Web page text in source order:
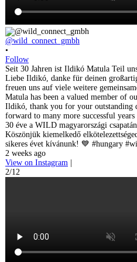
@wild_connect_gmbh
•
Follow
Seit 30 Jahren ist Ildikó Matula Teil
Liebe Ildikó, danke für deinen
freuen uns auf viele weitere
Matula has been a valued member of
Ildikó, thank you for your outstanding
forward to many more successful
30 éve a WILD magyarországi
Köszönjük kiemelkedő
sikeres évet kívánunk! 💙 #hungary
2 weeks ago
View on Instagram |
2/12